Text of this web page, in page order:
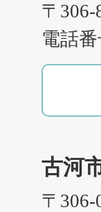
〒
電話
古河
〒